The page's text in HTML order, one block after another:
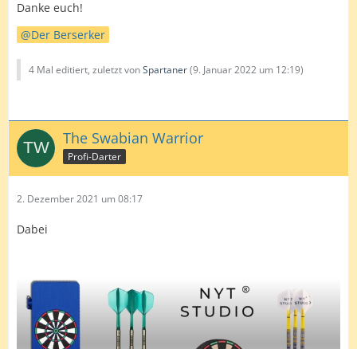
Danke euch!
Der Berserker
4 Mal editiert, zuletzt vonSpartaner(9. Januar 2022 um 12:19)
The Swabian Warrior
Profi-Darter
2. Dezember 2021 um 08:17
Dabei